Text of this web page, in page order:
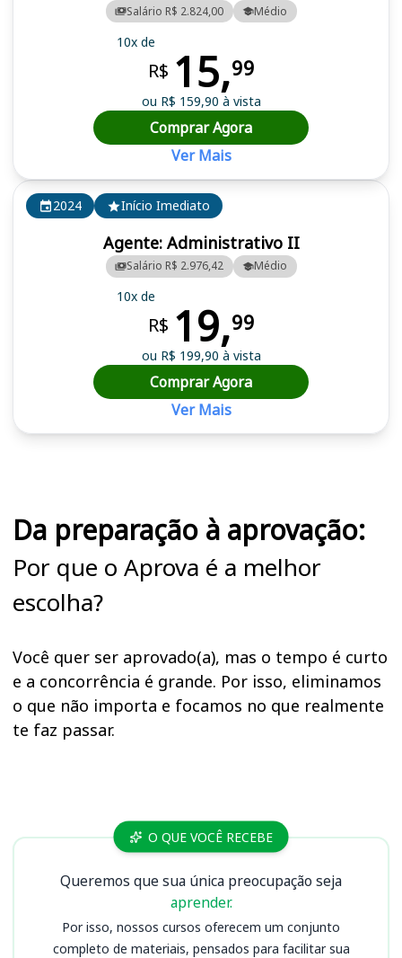
2024 Início Imediato
Agente: Administrativo II
Salário R$ 2.976,42 Médio
10x de
R$ 19,99
ou R$ 199,90 à vista
Comprar Agora
Ver Mais
Salário R$ 2.824,00 Médio
10x de
R$ 15,99
ou R$ 159,90 à vista
Comprar Agora
Ver Mais
Da preparação à aprovação:
Por que o Aprova é a melhor
escolha?
Você quer ser aprovado(a), mas o tempo é curto
e a concorrência é grande. Por isso, eliminamos
o que não importa e focamos no que realmente
te faz passar.
Cursos O QUE VOCÊ RECEBE
Queremos que sua única preocupação seja
aprender.
Por isso, nossos cursos oferecem um conjunto
completo de materiais, pensados para facilitar sua